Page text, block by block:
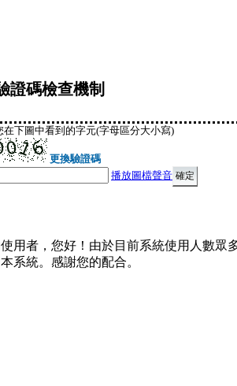
證碼檢查機制
在下圖中看到的字元(字母區分大小寫)
更換驗證碼
播放圖檔聲音
用者，您好！由於目前系統使用人數眾
系統。感謝您的配合。